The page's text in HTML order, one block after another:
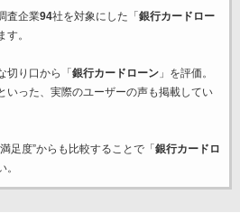
査企業94社を対象にした「 銀行カードロー
。
切り口から「 銀行カードローン」を評価。
いった、実際のユーザーの声も掲載してい
足度”からも比較することで「 銀行カードロ